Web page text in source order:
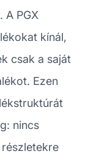
A PGX
kínál,
csak a saját
Ezen
nincs